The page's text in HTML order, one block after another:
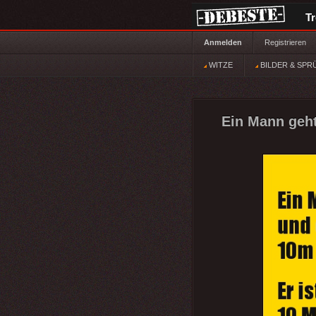
Anmelden Registrieren
WITZE BILDER &
Ein Mann